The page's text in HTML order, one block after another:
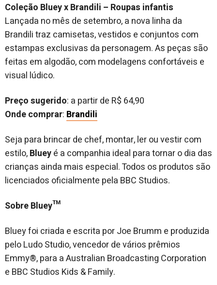
Coleção Bluey x Brandili – Roupas infantis
Lançada no mês de setembro, a nova linha da
Brandili traz camisetas, vestidos e conjuntos com
estampas exclusivas da personagem. As peças são
feitas em algodão, com modelagens confortáveis e
visual lúdico.
Preço sugerido: a partir de R$ 64,90
Onde comprar: Brandili
Seja para brincar de chef, montar, ler ou vestir com
estilo,Blueyé a companhia ideal para tornar o dia das
crianças ainda mais especial. Todos os produtos são
licenciados oficialmente pela BBC Studios.
Sobre Bluey™
Bluey foi criada e escrita por Joe Brumm e produzida
pelo Ludo Studio, vencedor de vários prêmios
Emmy®, para a Australian Broadcasting Corporation
e BBC Studios Kids & Family.